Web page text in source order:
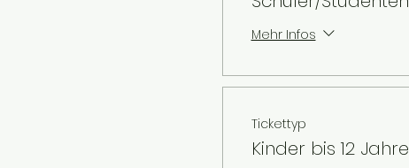
Mehr Infos
Tickettyp
Kinder bis 12 Jahre